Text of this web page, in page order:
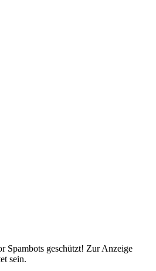
Spambots geschützt! Zur Anzeige
sein.